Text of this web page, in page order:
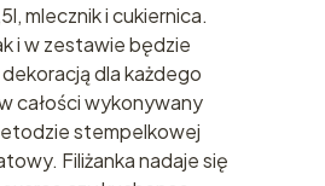
mlecznik i cukiernica.
i w zestawie będzie
dla każdego
całości wykonywany
stempelkowej
Filiżanka nadaje się